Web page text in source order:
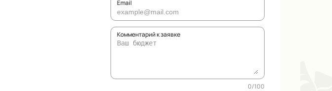
Email
Комментарий к заявке
0/100